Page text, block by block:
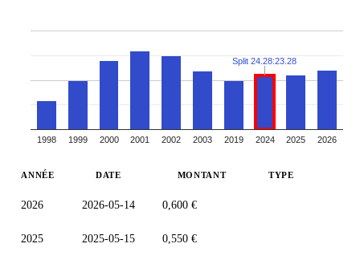
1998 1999 2000 2001 2002 2003 2019 2024 2025 2026
Split 24.28:23.28
ANNÉE DATE MONTANT TYPE
2026 2026-05-14 0,600 €
2025 2025-05-15 0,550 €